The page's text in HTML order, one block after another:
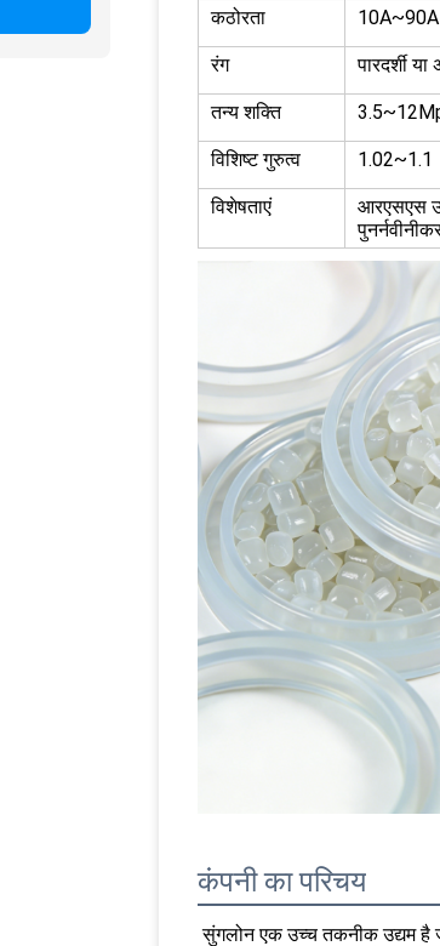
कठोरता
10A~90A
रंग पारदर्शी
तन्य शक्ति
विशिष्ट गुरुत्व 1.02~1.1
विशेषताएं
आरएसएस
कंपनी का परिचय
सुंगलोन एक उच्च तकनीक उद्यम है